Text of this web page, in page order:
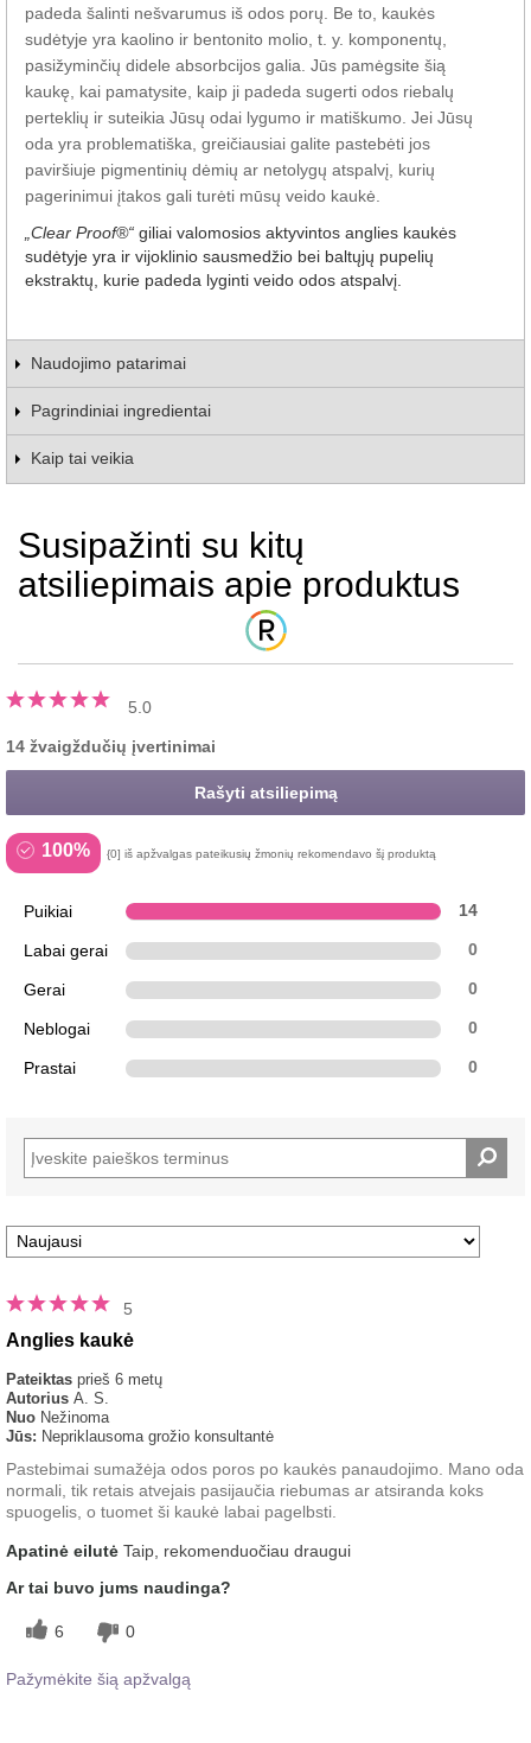
padeda šalinti nešvarumus iš odos porų. Be to, kaukės
sudėtyje yra kaolino ir bentonito molio, t. y. komponentų,
pasižyminčių didele absorbcijos galia. Jūs pamėgsite šią
kaukę, kai pamatysite, kaip ji padeda sugerti odos riebalų
perteklių ir suteikia Jūsų odai lygumo ir matiškumo. Jei Jūsų
oda yra problematiška, greičiausiai galite pastebėti jos
paviršiuje pigmentinių dėmių ar netolygų atspalvį, kurių
pagerinimui įtakos gali turėti mūsų veido kaukė.
„Clear Proof®“ giliai valomosios aktyvintos anglies kaukės
sudėtyje yra ir vijoklinio sausmedžio bei baltųjų pupelių
ekstraktų, kurie padeda lyginti veido odos atspalvį.
Naudojimo patarimai
Pagrindiniai ingredientai
Kaip tai veikia
Susipažinti su kitų
atsiliepimais apie produktus
5.0
14 žvaigždučių įvertinimai
Rašyti atsiliepimą
100% {0] iš apžvalgas pateikusių žmonių rekomendavo šį produktą
Puikiai 14
Labai gerai 0
Gerai 0
Neblogai 0
Prastai 0
5
Anglies kaukė
Pateiktas prieš 6 metų
Autorius A. S.
Nuo Nežinoma
Jūs: Nepriklausoma grožio konsultantė
Pastebimai sumažėja odos poros po kaukės panaudojimo. Mano oda
normali, tik retais atvejais pasijaučia riebumas ar atsiranda koks
spuogelis, o tuomet ši kaukė labai pagelbsti.
Apatinė eilutė Taip, rekomenduočiau draugui
Ar tai buvo jums naudinga?
6 0
Pažymėkite šią apžvalgą